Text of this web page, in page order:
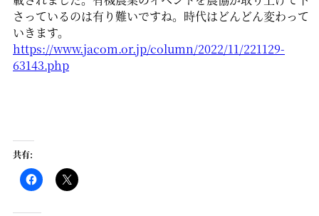
さっているのは有り難いですね。時代はどんどん変わって
いきます。
https://www.jacom.or.jp/column/2022/11/221129-
63143.php
共有: